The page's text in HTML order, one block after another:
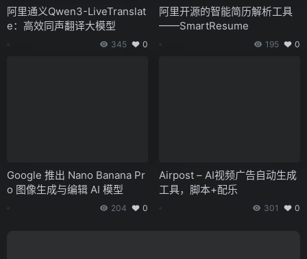
阿里通义Qwen3-LiveTranslat
e：高效同声翻译大模型
345 0
阿里开源的智能简历解析工具
——SmartResume
195 0
Google 推出 Nano Banana Pr
o 图像生成与编辑 AI 模型
204 0
Airpost – AI视频广告自动生成
工具，脚本+配乐
301 0